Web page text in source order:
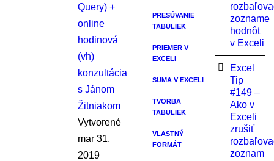
Query) +
online
hodinová
(vh)
konzultácia
s Jánom
Žitniakom
Vytvorené
mar 31,
2019
PRESÚVANIE
TABULIEK
PRIEMER V
EXCELI
SUMA V EXCELI
TVORBA
TABULIEK
VLASTNÝ
FORMÁT
zozname
hodnôt
v Exceli
Excel
Tip
#149 –
Ako v
Exceli
zrušiť
zoznam